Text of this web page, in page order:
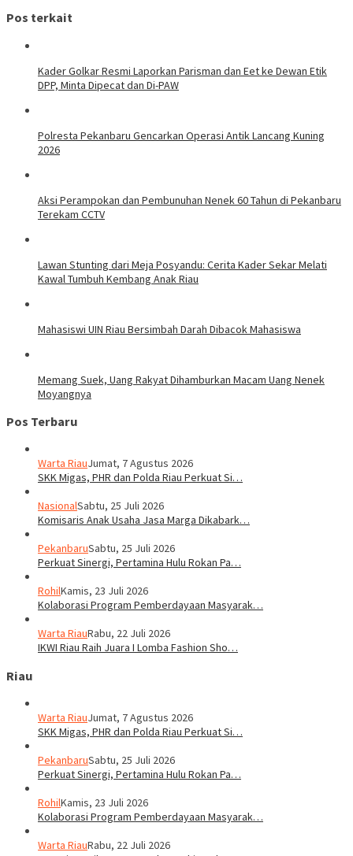
Pos terkait
Kader Golkar Resmi Laporkan Parisman dan Eet ke Dewan Etik
DPP, Minta Dipecat dan Di-PAW
Polresta Pekanbaru Gencarkan Operasi Antik Lancang Kuning
2026
Aksi Perampokan dan Pembunuhan Nenek 60 Tahun di Pekanbaru
Terekam CCTV
Lawan Stunting dari Meja Posyandu: Cerita Kader Sekar Melati
Kawal Tumbuh Kembang Anak Riau
Mahasiswi UIN Riau Bersimbah Darah Dibacok Mahasiswa
Memang Suek, Uang Rakyat Dihamburkan Macam Uang Nenek
Moyangnya
Pos Terbaru
Warta RiauJumat, 7 Agustus 2026
SKK Migas, PHR dan Polda Riau Perkuat Si…
NasionalSabtu, 25 Juli 2026
Komisaris Anak Usaha Jasa Marga Dikabark…
PekanbaruSabtu, 25 Juli 2026
Perkuat Sinergi, Pertamina Hulu Rokan Pa…
RohilKamis, 23 Juli 2026
Kolaborasi Program Pemberdayaan Masyarak…
Warta RiauRabu, 22 Juli 2026
IKWI Riau Raih Juara I Lomba Fashion Sho…
Riau
Warta RiauJumat, 7 Agustus 2026
SKK Migas, PHR dan Polda Riau Perkuat Si…
PekanbaruSabtu, 25 Juli 2026
Perkuat Sinergi, Pertamina Hulu Rokan Pa…
RohilKamis, 23 Juli 2026
Kolaborasi Program Pemberdayaan Masyarak…
Warta RiauRabu, 22 Juli 2026